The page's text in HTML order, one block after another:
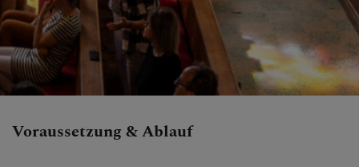
Voraussetzung & Ablauf